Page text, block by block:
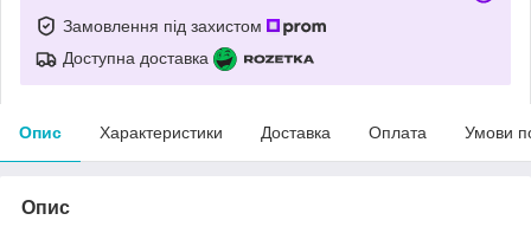
Замовлення під захистом
Доступна доставка
Опис Характеристики Доставка Оплата Умови
Опис